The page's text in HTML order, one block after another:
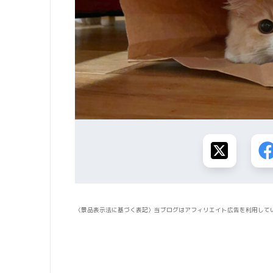
〈景品表示法に基づく表記〉当ブログはアフィリエイト広告を利用して